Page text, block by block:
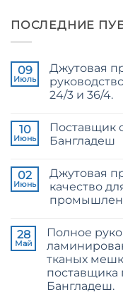
ПОСЛЕДНИЕ
09
Июль
Джутовая
24/3 и 36/4.
записи
CB
Grade
The
Technical
2026
Guide
and
36/4
Configurations
10
Июнь
Поставщик
Бангладеш
записи
Raw
Jute
Fibre
02
Июнь
Джутовая
качество
записи
24/3
CB
Grade
Jute
Yarn:
Premium
28
Май
Полное
тканых
Бангладеш.